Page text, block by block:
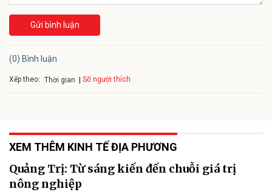
Gửi bình luận
(0) Bình luận
Xếp theo: Thời gian Số người thích
XEM THÊM KINH TẾ ĐỊA PHƯƠNG
Quảng Trị: Từ sáng kiến đến chuỗi giá trị
nông nghiệp